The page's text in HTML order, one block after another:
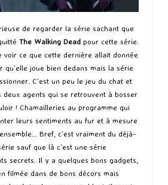
de regarder la série sachant que
The Walking Dead pour cette série.
voir ce que cette dernière allait donnée
qu’elle joue bien dedans mais la série
C’est un peu le jeu du chat et
deux agents qui se retrouvent à bosser
! Chamailleries au programme qui
leurs sentiments au fur et à mesure
Bref, c’est vraiment du déjà-
sauf que là c’est une série
secrets. Il y a quelques bons gadgets,
filmée dans de bons décors mais